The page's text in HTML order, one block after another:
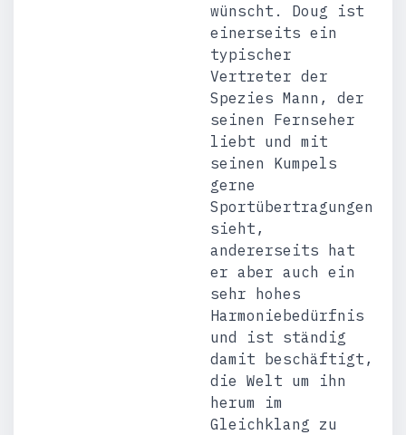
wünscht. Doug ist
einerseits ein
typischer
Vertreter der
Spezies Mann, der
seinen Fernseher
liebt und mit
seinen Kumpels
gerne
Sportübertragungen
sieht,
andererseits hat
er aber auch ein
sehr hohes
Harmoniebedürfnis
und ist ständig
damit beschäftigt,
die Welt um ihn
herum im
Gleichklang zu